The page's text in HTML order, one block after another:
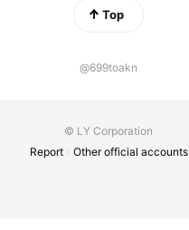
Top
@699toakn
© LY Corporation
Report
Other official accounts